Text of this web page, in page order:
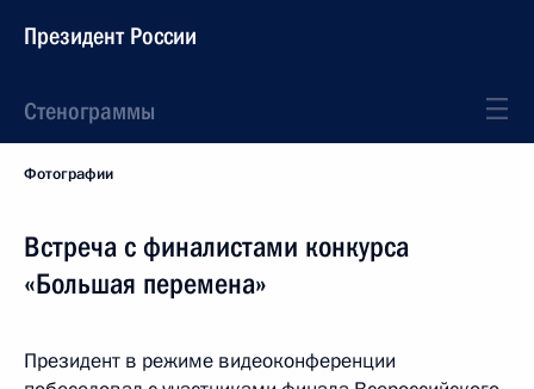
Президент России
Стенограммы
Фотографии
Встреча с финалистами конкурса
«Большая перемена»
Президент в режиме видеоконференции